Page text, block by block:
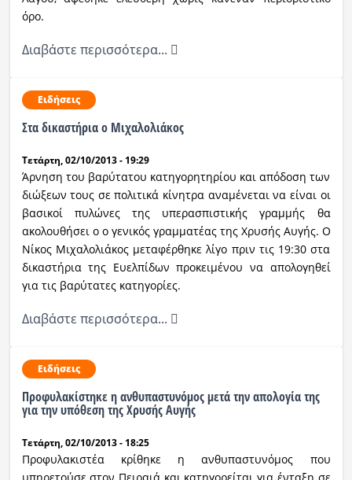
όρο.
Διαβάστε περισσότερα...
Ειδήσεις
Στα δικαστήρια ο Μιχαλολιάκος
Τετάρτη, 02/10/2013 - 19:29
Άρνηση του βαρύτατου κατηγορητηρίου και απόδοση των
διώξεων τους σε πολιτικά κίνητρα αναμένεται να είναι οι
βασικοί πυλώνες της υπερασπιστικής γραμμής θα
ακολουθήσει ο ο γενικός γραμματέας της Χρυσής Αυγής. Ο
Νίκος Μιχαλολιάκος μεταφέρθηκε λίγο πριν τις 19:30 στα
δικαστήρια της Ευελπίδων προκειμένου να απολογηθεί
για τις βαρύτατες κατηγορίες.
Διαβάστε περισσότερα...
Ειδήσεις
Προφυλακίστηκε η ανθυπαστυνόμος μετά την απολογία της
για την υπόθεση της Χρυσής Αυγής
Τετάρτη, 02/10/2013 - 18:25
Προφυλακιστέα κρίθηκε η ανθυπαστυνόμος που